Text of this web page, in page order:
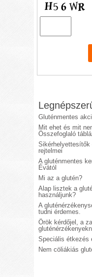
Gluténmentes
Mit ehet és mit
Összefoglaló
Sikérhelyettesítők
rejtelmei
A gluténmentes
Évától
Mi az a glutén?
Alap lisztek a
használjunk?
A
tudni érdemes.
Örök kérdőjel, a
Speciális étkezés
Nem cöliákiás